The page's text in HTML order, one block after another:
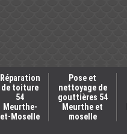
Réparation
de toiture
54
Meurthe-
et-Moselle
Pose et
nettoyage de
gouttières 54
Meurthe et
moselle